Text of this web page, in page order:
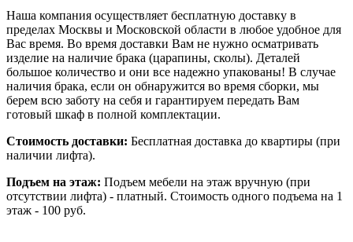
Наша компания осуществляет бесплатную доставку в
пределах Москвы и Московской области в любое удобное для
Вас время. Во время доставки Вам не нужно осматривать
изделие на наличие брака (царапины, сколы). Деталей
большое количество и они все надежно упакованы! В случае
наличия брака, если он обнаружится во время сборки, мы
берем всю заботу на себя и гарантируем передать Вам
готовый шкаф в полной комплектации.
Стоимость доставки: Бесплатная доставка до квартиры (при
наличии лифта).
Подъем на этаж: Подъем мебели на этаж вручную (при
отсутствии лифта) - платный. Стоимость одного подъема на 1
этаж - 100 руб.